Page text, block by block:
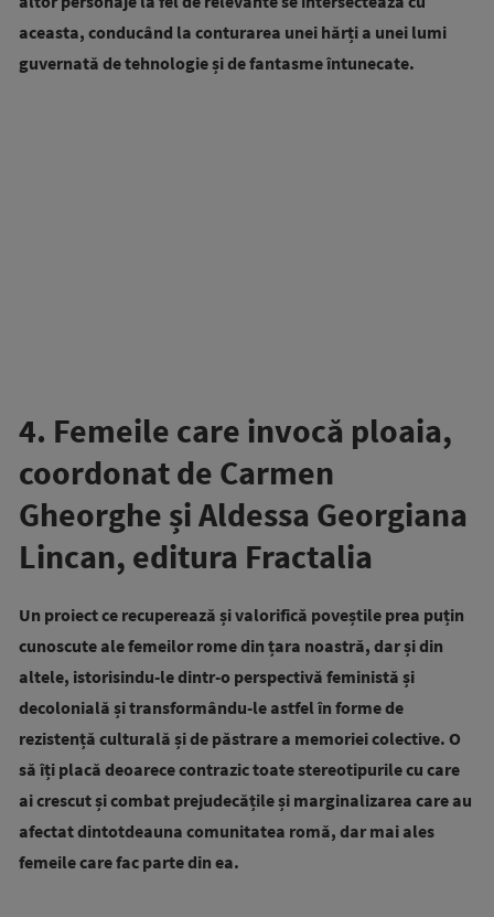
aceasta, conducând la conturarea unei hărți a unei lumi
guvernată de tehnologie și de fantasme întunecate.
4. Femeile care invocă ploaia,
coordonat de Carmen
Gheorghe și Aldessa Georgiana
Lincan, editura Fractalia
Un proiect ce recuperează și valorifică poveștile prea puțin
cunoscute ale femeilor rome din țara noastră, dar și din
altele, istorisindu-le dintr-o perspectivă feministă și
decolonială și transformându-le astfel în forme de
rezistență culturală și de păstrare a memoriei colective. O
să îți placă deoarece contrazic toate stereotipurile cu care
ai crescut și combat prejudecățile și marginalizarea care au
afectat dintotdeauna comunitatea romă, dar mai ales
femeile care fac parte din ea.